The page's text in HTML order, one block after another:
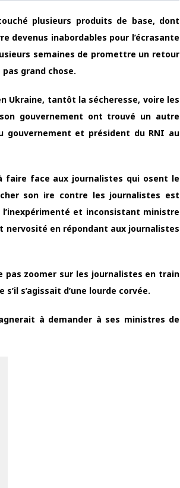
plusieurs produits de base, dont
devenus inabordables pour l’écrasante
semaines de promettre un retour
grand chose.
Ukraine, tantôt la sécheresse, voire les
gouvernement ont trouvé un autre
gouvernement et président du RNI au
faire face aux journalistes qui osent le
son ire contre les journalistes est
et inconsistant ministre
nervosité en répondant aux journalistes
pas zoomer sur les journalistes en train
s’agissait d’une lourde corvée.
à demander à ses ministres de